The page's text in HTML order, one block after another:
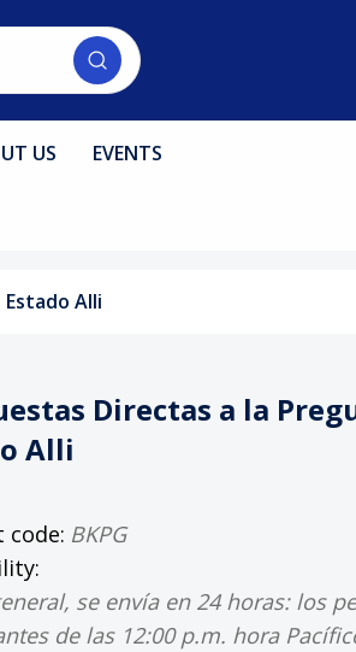
US EVENTS
Alli
Directas a la
Alli
code: BKPG
se envía en 24 horas: los
de las 12:00 p.m. hora